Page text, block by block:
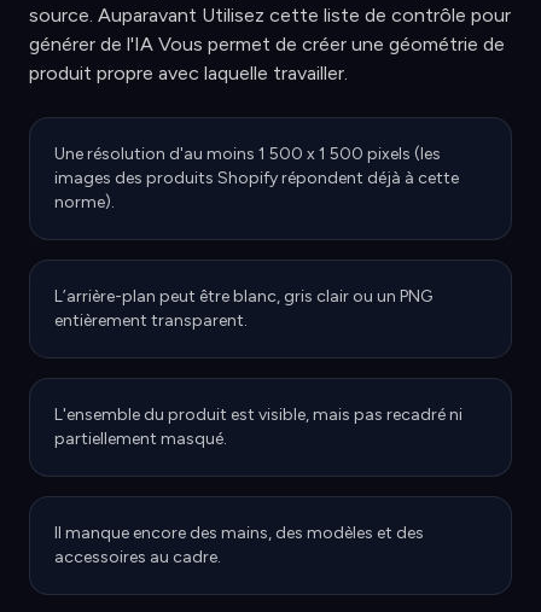
source. Auparavant Utilisez cette liste de contrôle pour
générer de l'IA Vous permet de créer une géométrie de
produit propre avec laquelle travailler.
Une résolution d'au moins 1 500 x 1 500 pixels (les
images des produits Shopify répondent déjà à cette
norme).
L’arrière-plan peut être blanc, gris clair ou un PNG
entièrement transparent.
L'ensemble du produit est visible, mais pas recadré ni
partiellement masqué.
Il manque encore des mains, des modèles et des
accessoires au cadre.